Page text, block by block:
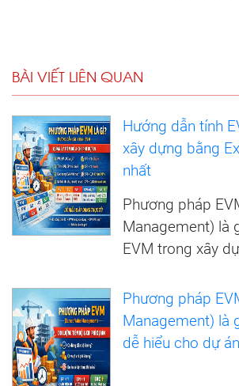
BÀI VIẾT LIÊN QUAN
Hướng dẫn tính
xây dựng bằng
nhất
Phương pháp
Management) là
EVM trong xây
Phương pháp
Management) là
dễ hiểu cho dự